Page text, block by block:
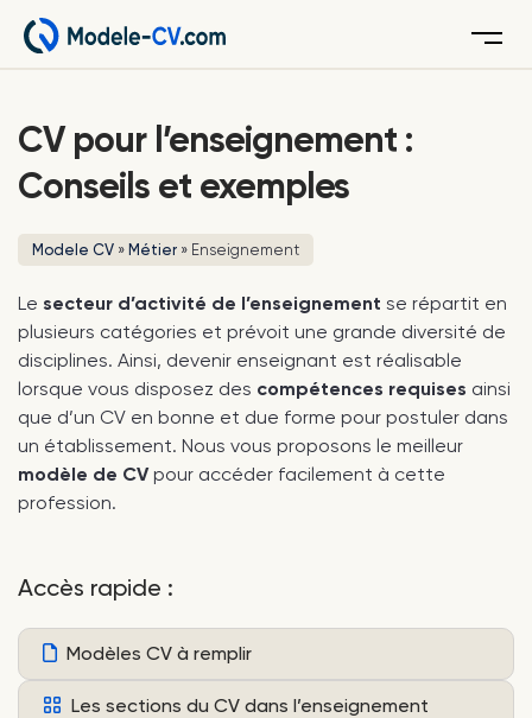
Menu
CV pour l’enseignement :
Conseils et exemples
Modele CV » Métier » Enseignement
Le secteur d’activité de l’enseignement se répartit en
plusieurs catégories et prévoit une grande diversité de
disciplines. Ainsi, devenir enseignant est réalisable
lorsque vous disposez des compétences requises ainsi
que d’un CV en bonne et due forme pour postuler dans
un établissement. Nous vous proposons le meilleur
modèle de CVpour accéder facilement à cette
profession.
Accès rapide :
Modèles CV à remplir
Les sections du CV dans l’enseignement